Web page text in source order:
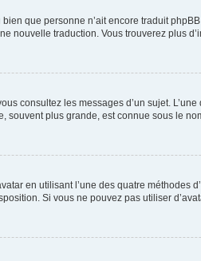
que personne n’ait encore traduit
nouvelle traduction. Vous trouverez plus
consultez les messages d’un sujet.
plus grande, est connue sous le
en utilisant l’une des quatre méthodes
Si vous ne pouvez pas utiliser